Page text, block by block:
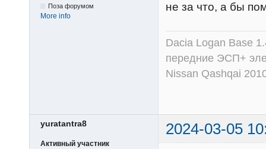
Поза форумом
More info
не за что, а бы
Dacia Logan Base
передние ЭСП+
Nissan Qashqai
yuratantra8 2024-03-05
Активный участник